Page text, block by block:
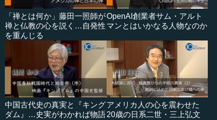
「禅とは何か」藤田一照師が
禅と仏教の心を説く…自発性
を重んじる
OpenAI創業者サム・アルト
マンとはいかなる人物なのか
中国古代史の真実と『キング
ダム』…史実がわかれば物語
アメリカ人の心を震わせた
20歳の日系二世・三上弘文